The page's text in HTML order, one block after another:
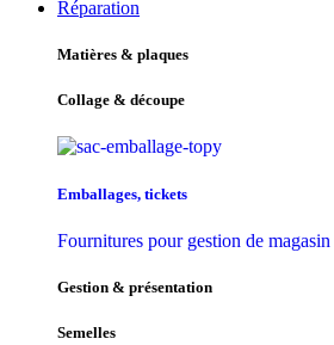
Réparation
Matières & plaques
Collage & découpe
Emballages, tickets
Fournitures pour gestion de magasin
Gestion & présentation
Semelles